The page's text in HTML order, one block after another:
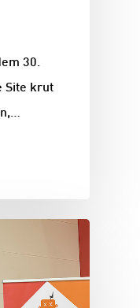
30.
Site krut